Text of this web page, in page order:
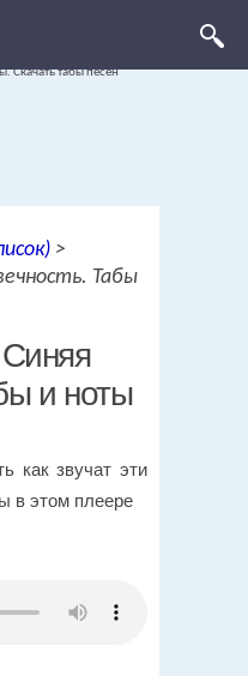
>
Табы
и ноты
как звучат эти
в этом плеере